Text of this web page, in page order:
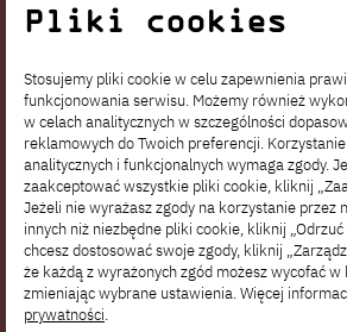
Pliki cookies
Stosujemy pliki cookie w celu zapewnienia
funkcjonowania serwisu. Możemy również
w celach analitycznych w szczególności
reklamowych do Twoich preferencji.
analitycznych i funkcjonalnych wymaga zgody.
zaakceptować wszystkie pliki cookie, kliknij
Jeżeli nie wyrażasz zgody na korzystanie przez
innych niż niezbędne pliki cookie, kliknij
chcesz dostosować swoje zgody, kliknij
że każdą z wyrażonych zgód możesz wycofać
zmieniając wybrane ustawienia. Więcej
prywatności.